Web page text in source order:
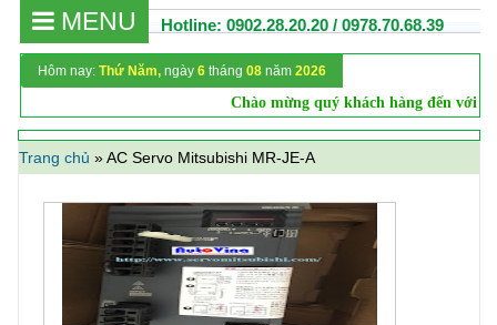
Hotline: 0902.28.20.20 / 0978.70.68.39
MENU
Hôm nay: Thứ Năm, ngày 6 tháng 08 năm 2026
Chào mừng quý khách hàng đến với
Trang chủ »AC Servo Mitsubishi MR-JE-A